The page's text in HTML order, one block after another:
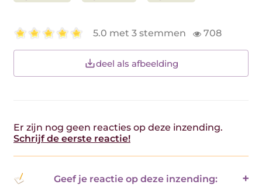
5.0 met 3 stemmen 708
deel als afbeelding
Er zijn nog geen reacties op deze inzending.
Schrijf de eerste reactie!
Geef je reactie op deze inzending: